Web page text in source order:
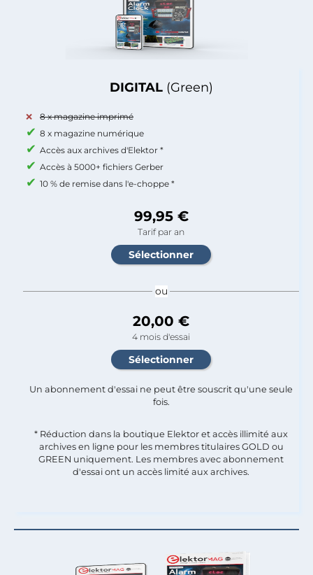
DIGITAL (Green)
8 x magazine imprimé
8 x magazine numérique
Accès aux archives d'Elektor *
Accès à 5000+ fichiers Gerber
10 % de remise dans l'e-choppe *
99,95 €
Tarif par an
ou
20,00 €
4 mois d'essai
Un abonnement d'essai ne peut être souscrit qu'une seule
fois.​
* Réduction dans la boutique Elektor et accès illimité aux
archives en ligne pour les membres titulaires GOLD ou
GREEN uniquement. Les membres avec abonnement
d'essai ont un accès limité aux archives.